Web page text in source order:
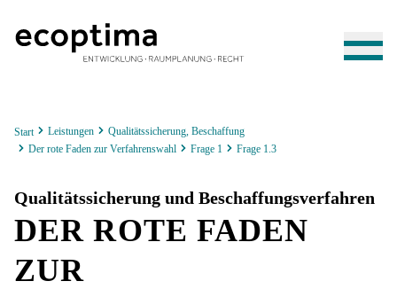
Start Leistungen
Qualitätssicherung, Beschaffung
Der rote Faden zur Verfahrenswahl
Frage 1 Frage 1.3
Qualitätssicherung und Beschaffungsverfahren
DER ROTE FADEN
ZUR